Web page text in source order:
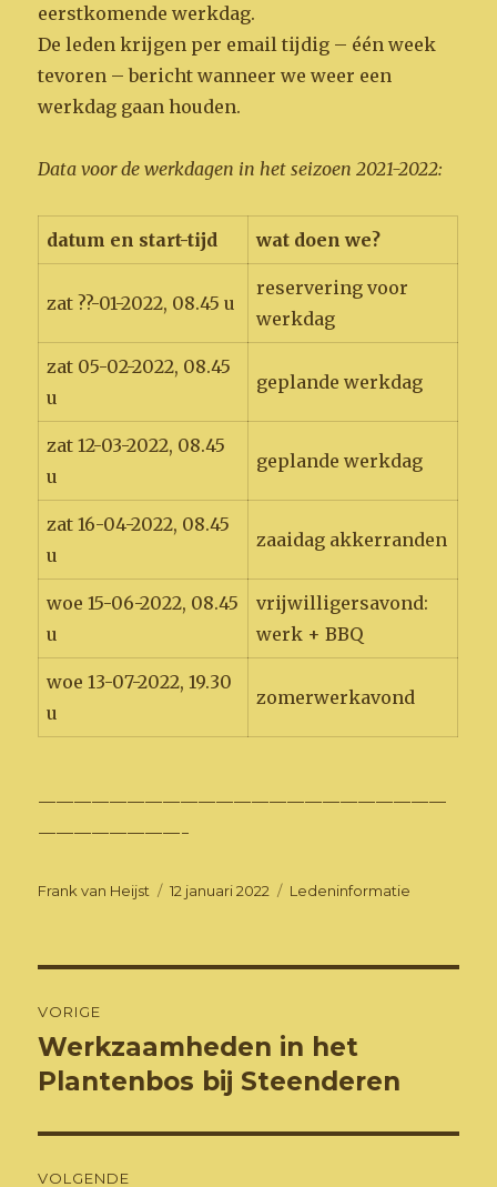
eerstkomende werkdag.
De leden krijgen per email tijdig – één week
tevoren – bericht wanneer we weer een
werkdag gaan houden.
Data voor de werkdagen in het seizoen 2021-2022:
datum en start-tijd wat doen we?
zat ??-01-2022, 08.45 u
reservering voor
werkdag
zat 05-02-2022, 08.45
u
geplande werkdag
zat 12-03-2022, 08.45
u
geplande werkdag
zat 16-04-2022, 08.45
u
zaaidag akkerranden
woe 15-06-2022, 08.45
u
vrijwilligersavond:
werk + BBQ
woe 13-07-2022, 19.30
u
zomerwerkavond
———————————————————————
————————-
Auteur
Frank van Heijst
Geplaatst
12 januari 2022 Categorieën
Ledeninformatie
navigatie
VORIGE
Vorig
bericht:
Werkzaamheden in het
Plantenbos bij Steenderen
VOLGENDE